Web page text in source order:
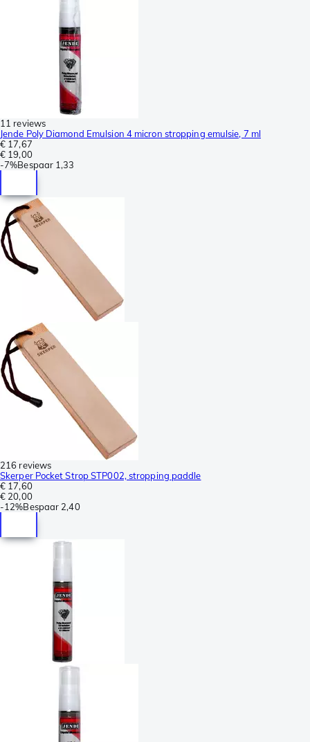
11 reviews
Jende Poly Diamond Emulsion 4 micron stropping emulsie, 7 ml
€ 17,67
€ 19,00
-7%Bespaar 1,33
216 reviews
Skerper Pocket Strop STP002, stropping paddle
€ 17,60
€ 20,00
-12%Bespaar 2,40